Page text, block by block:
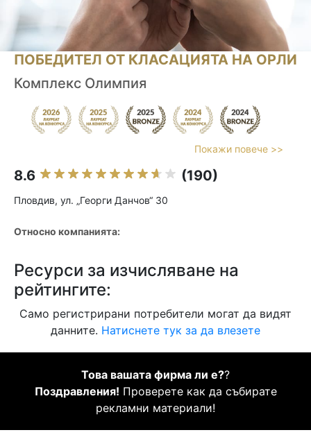
ПОБЕДИТЕЛ ОТ КЛАСАЦИЯТА НА ОРЛИ
Комплекс Олимпия
Покажи повече >>
8.6 (190)
Пловдив, ул. „Георги Данчов“ 30
Относно компанията:
Ресурси за изчисляване на
рейтингите:
Само регистрирани потребители могат да видят
данните. Натиснете тук за да влезете
Това вашата фирма ли е??
Поздравления! Проверете как да събирате
рекламни материали!